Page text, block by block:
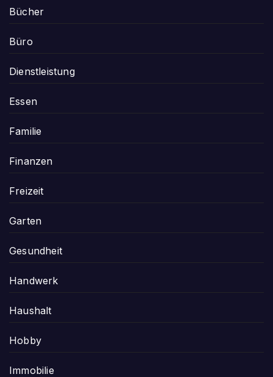
Bücher
Büro
Dienstleistung
Essen
Familie
Finanzen
Freizeit
Garten
Gesundheit
Handwerk
Haushalt
Hobby
Immobilie